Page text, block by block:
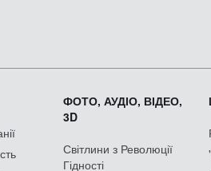
ФОТО, АУДІО, ВІДЕО,
3D
Світлини з Революції
Гідності